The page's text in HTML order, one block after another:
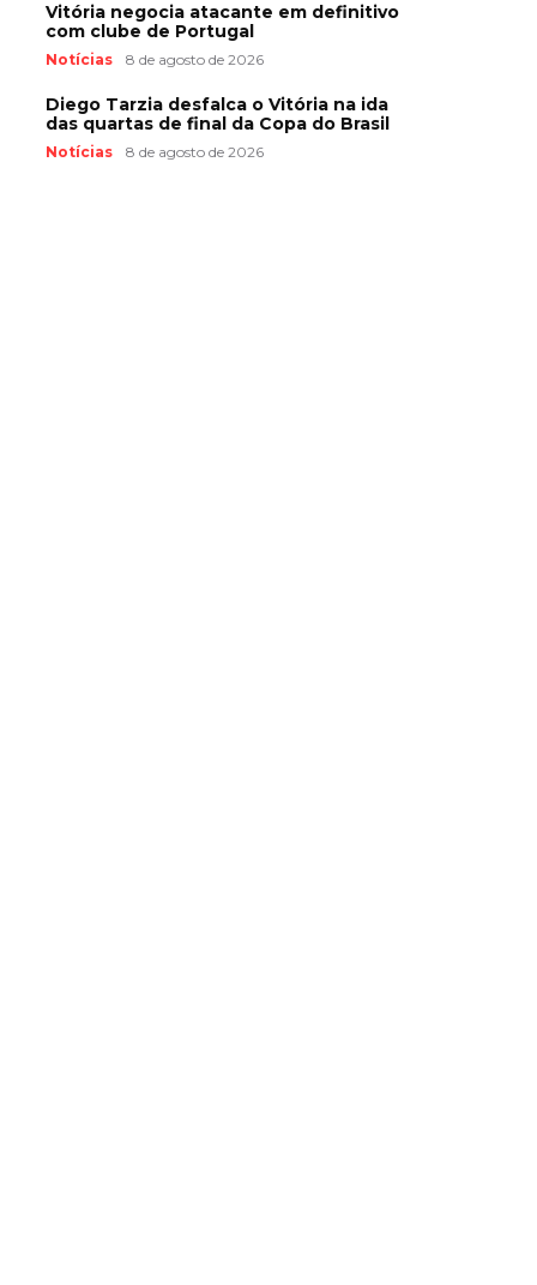
Vitória negocia atacante em definitivo
com clube de Portugal
Notícias 8 de agosto de 2026
Diego Tarzia desfalca o Vitória na ida
das quartas de final da Copa do Brasil
Notícias 8 de agosto de 2026